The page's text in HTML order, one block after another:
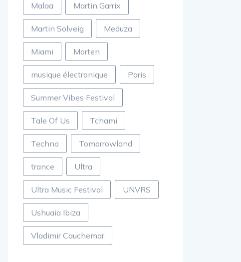
Malaa Martin Garrix
Martin Solveig Meduza
Miami Morten
musique électronique Paris
Summer Vibes Festival
Tale Of Us Tchami
Techno Tomorrowland
trance Ultra
Ultra Music Festival UNVRS
Ushuaia Ibiza
Vladimir Cauchemar